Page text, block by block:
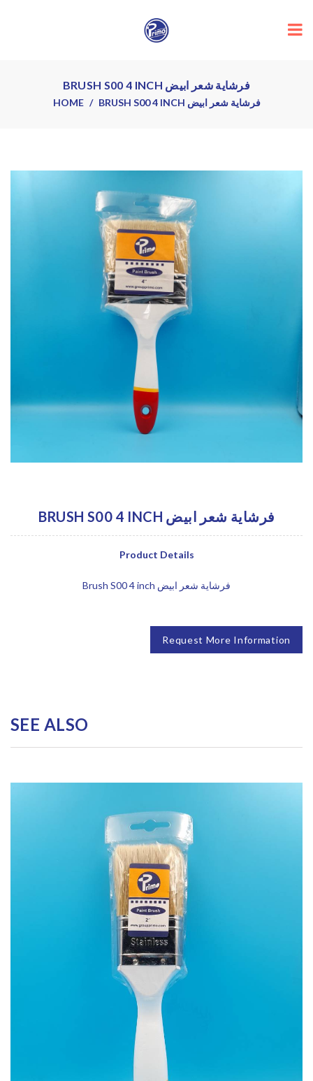
BRUSH S00 4 INCH فرشاية شعر ابيض
HOME BRUSH S00 4 INCH فرشاية شعر ابيض
BRUSH S00 4 INCH فرشاية شعر ابيض
Product Details
Brush S00 4 inch فرشاية شعر ابيض
Request More Information
SEE ALSO